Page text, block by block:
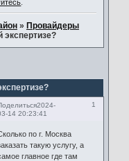
» Провайдеры
экспертизе?
1
2024-
14 20:23:41
по г. Москва
такую услугу, а
главное где там